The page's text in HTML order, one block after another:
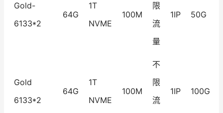
Gold-
6133*2
64G
1T
NVME
100M
限
流
量
1IP 50G
Gold
6133*2
64G
1T
NVME
100M
不
限
流
1IP 100G